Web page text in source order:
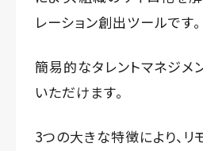
レーション創出ツールです。
簡易的なタレントマネジメ
いただけます。
3つの大きな特徴により、